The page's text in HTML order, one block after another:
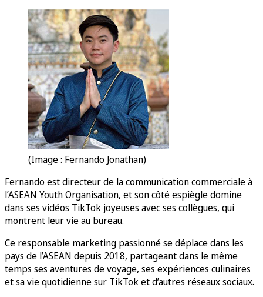
(Image : Fernando Jonathan)
Fernando est directeur de la communication commerciale à
l’ASEAN Youth Organisation, et son côté espiègle domine
dans ses vidéos TikTok joyeuses avec ses collègues, qui
montrent leur vie au bureau.
Ce responsable marketing passionné se déplace dans les
pays de l’ASEAN depuis 2018, partageant dans le même
temps ses aventures de voyage, ses expériences culinaires
et sa vie quotidienne sur TikTok et d’autres réseaux sociaux.